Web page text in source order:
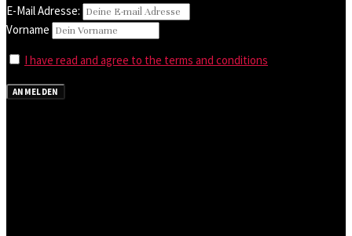
E-Mail Adresse:
Vorname
I have read and agree to the terms and conditions
ANMELDEN